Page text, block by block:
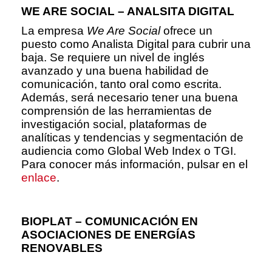
WE ARE SOCIAL – ANALSITA DIGITAL
La empresa We Are Socialofrece un
puesto como Analista Digital para cubrir una
baja. Se requiere un nivel de inglés
avanzado y una buena habilidad de
comunicación, tanto oral como escrita.
Además, será necesario tener una buena
comprensión de las herramientas de
investigación social, plataformas de
analíticas y tendencias y segmentación de
audiencia como Global Web Index o TGI.
Para conocer más información, pulsar en el
enlace.
BIOPLAT – COMUNICACIÓN EN
ASOCIACIONES DE ENERGÍAS
RENOVABLES